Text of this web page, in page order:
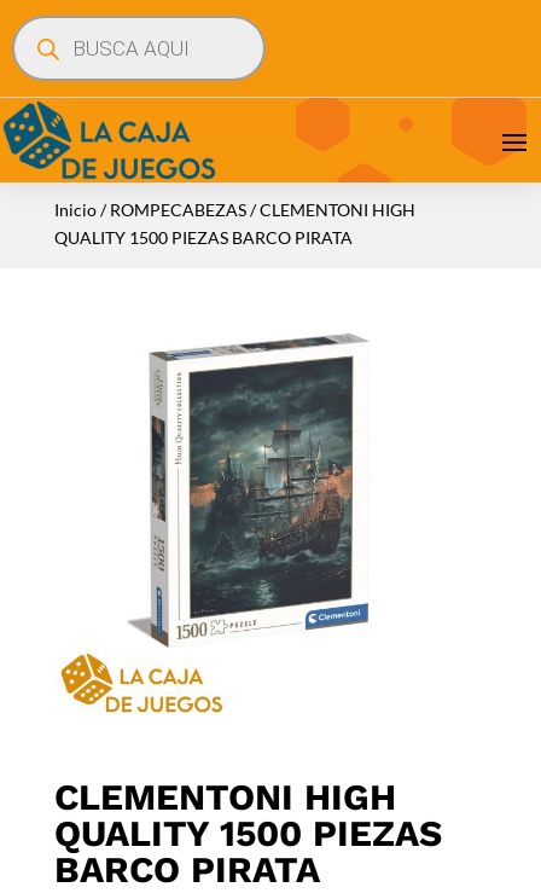
Búsqueda
de
productos
Inicio/ROMPECABEZAS/ CLEMENTONI HIGH
QUALITY 1500 PIEZAS BARCO PIRATA
CLEMENTONI HIGH
QUALITY 1500 PIEZAS
BARCO PIRATA